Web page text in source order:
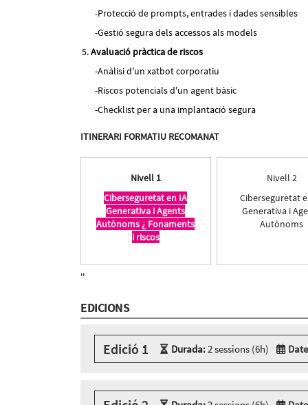
Protecció de prompts, entrades i dades sensibles
Gestió segura dels accessos als models
Avaluació pràctica de riscos
Anàlisi d'un xatbot corporatiu
Riscos potencials d'un agent bàsic
Checklist per a una implantació segura
ITINERARI FORMATIU RECOMANAT
Nivell 1
Ciberseguretat en IA
Generativa i Agents
Autònoms ¿ Fonaments
i riscos
Nivell 2
Ciberseguretat
Generativa i
Autònoms
''
EDICIONS
Edició 1 Durada:2 sessions (6h)